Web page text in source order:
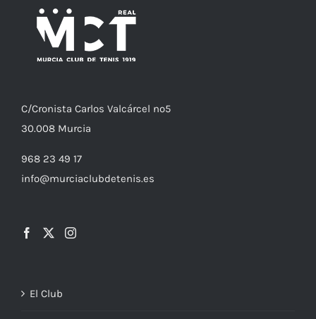
C/Cronista Carlos Valcárcel nº5
30.008 Murcia
968 23 49 17
info@murciaclubdetenis.es
El Club